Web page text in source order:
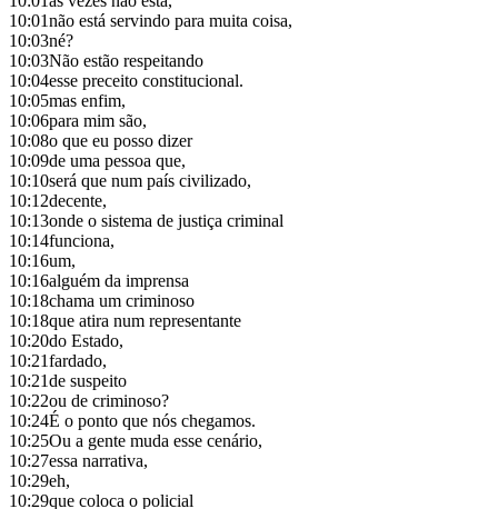
10:01não está servindo para muita coisa,
10:03né?
10:03Não estão respeitando
10:04esse preceito constitucional.
10:05mas enfim,
10:06para mim são,
10:08o que eu posso dizer
10:09de uma pessoa que,
10:10será que num país civilizado,
10:12decente,
10:13onde o sistema de justiça criminal
10:14funciona,
10:16um,
10:16alguém da imprensa
10:18chama um criminoso
10:18que atira num representante
10:20do Estado,
10:21fardado,
10:21de suspeito
10:22ou de criminoso?
10:24É o ponto que nós chegamos.
10:25Ou a gente muda esse cenário,
10:27essa narrativa,
10:29eh,
10:29que coloca o policial